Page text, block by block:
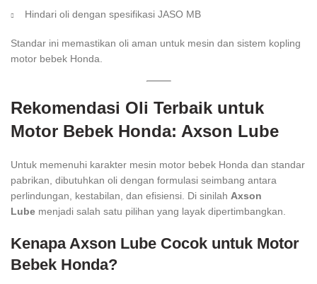
Hindari oli dengan spesifikasi JASO MB
Standar ini memastikan oli aman untuk mesin dan sistem kopling
motor bebek Honda.
Rekomendasi Oli Terbaik untuk
Motor Bebek Honda: Axson Lube
Untuk memenuhi karakter mesin motor bebek Honda dan standar
pabrikan, dibutuhkan oli dengan formulasi seimbang antara
perlindungan, kestabilan, dan efisiensi. Di sinilah Axson
Lube menjadi salah satu pilihan yang layak dipertimbangkan.
Kenapa Axson Lube Cocok untuk Motor
Bebek Honda?